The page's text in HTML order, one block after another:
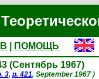
ПОМОЩЬ
(Сентябрь 1967)
3, p. 421, September 1967 )